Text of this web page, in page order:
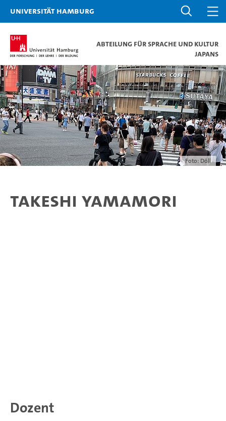
Universität Hamburg
Abteilung für Sprache und Kultur
Japans
Foto: Döll
Takeshi Yamamori
Dozent